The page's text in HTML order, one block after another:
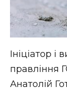
Ініціатор і
правління
Анатолій